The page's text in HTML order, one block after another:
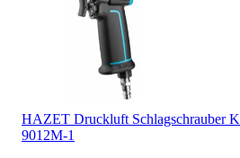
HAZET Druckluft Schlagschrauber
9012M-1